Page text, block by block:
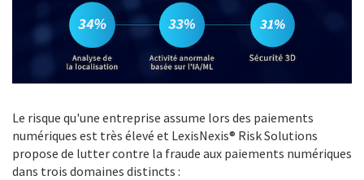
Le risque qu'une entreprise assume lors des paiements
numériques est très élevé et LexisNexis® Risk Solutions
propose de lutter contre la fraude aux paiements numériques
dans trois domaines distincts :